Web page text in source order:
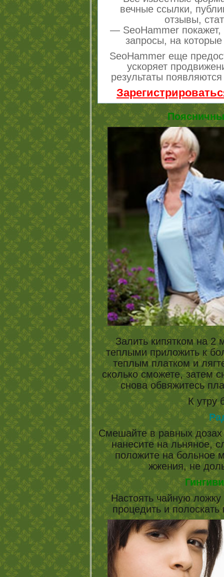
вечные ссылки,
отзывы,
— SeoHammer покажет,
запросы, на
SeoHammer еще
ускоряет
результаты
Залить кипятком на 2
теплыми приложить к
теплым платком и
сколько сможете, затем
снова обвяжитесь
К утру
Смешайте в равных дозах
нанесите на льняное,
положите на больное
жжения, не
Настоять чайную
процедить и